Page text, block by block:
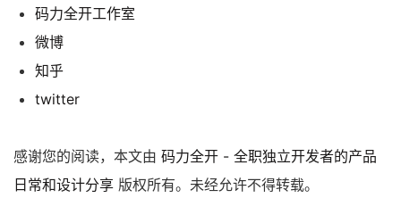
码力全开工作室
微博
知乎
twitter
感谢您的阅读，本文由 码力全开 - 全职独立开发者的产品
日常和设计分享 版权所有。未经允许不得转载。